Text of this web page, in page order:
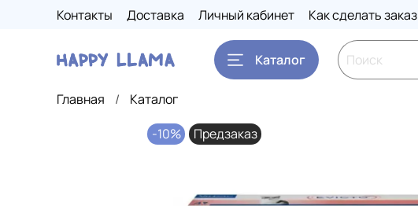
Контакты Доставка Личный кабинет Как сделать заказ
Каталог
Главная Каталог
-10% Предзаказ